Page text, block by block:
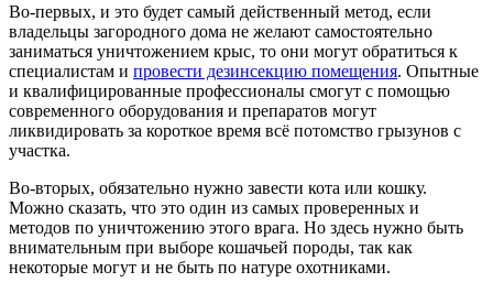
Во-первых, и это будет самый действенный метод, если
владельцы загородного дома не желают самостоятельно
заниматься уничтожением крыс, то они могут обратиться к
специалистам и провести дезинсекцию помещения. Опытные
и квалифицированные профессионалы смогут с помощью
современного оборудования и препаратов могут
ликвидировать за короткое время всё потомство грызунов с
участка.
Во-вторых, обязательно нужно завести кота или кошку.
Можно сказать, что это один из самых проверенных и
методов по уничтожению этого врага. Но здесь нужно быть
внимательным при выборе кошачьей породы, так как
некоторые могут и не быть по натуре охотниками.